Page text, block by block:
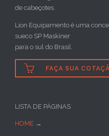
de cabeçotes.
Lion Equipamento é uma
sueco SP Maskiner
para o sul do Brasil.
 FAÇA SUA
LISTA DE PÁGINAS
HOME →